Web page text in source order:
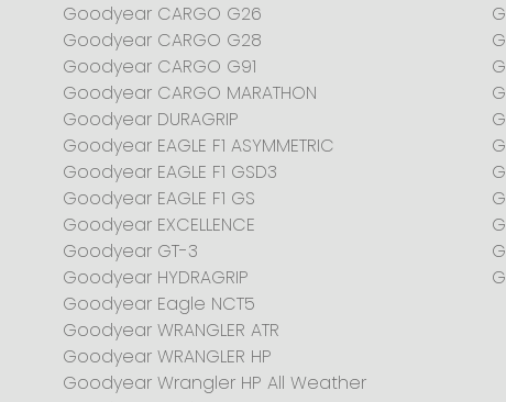
Goodyear CARGO G26
Goodyear CARGO G28
Goodyear CARGO G91
Goodyear CARGO MARATHON
Goodyear DURAGRIP
Goodyear EAGLE F1 ASYMMETRIC
Goodyear EAGLE F1 GSD3
Goodyear EAGLE F1 GS
Goodyear EXCELLENCE
Goodyear GT-3
Goodyear HYDRAGRIP
Goodyear Eagle NCT5
Goodyear WRANGLER ATR
Goodyear WRANGLER HP
Goodyear Wrangler HP All Weather